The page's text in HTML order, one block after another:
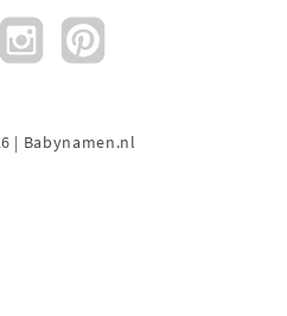
| Babynamen.nl